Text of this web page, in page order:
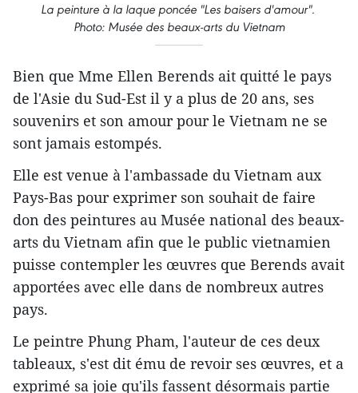
La peinture à la laque poncée "Les baisers d'amour".
Photo: Musée des beaux-arts du Vietnam
Bien que Mme Ellen Berends ait quitté le pays
de l'Asie du Sud-Est il y a plus de 20 ans, ses
souvenirs et son amour pour le Vietnam ne se
sont jamais estompés.
Elle est venue à l'ambassade du Vietnam aux
Pays-Bas pour exprimer son souhait de faire
don des peintures au Musée national des beaux-
arts du Vietnam afin que le public vietnamien
puisse contempler les œuvres que Berends avait
apportées avec elle dans de nombreux autres
pays.
Le peintre Phung Pham, l'auteur de ces deux
tableaux, s'est dit ému de revoir ses œuvres, et a
exprimé sa joie qu'ils fassent désormais partie